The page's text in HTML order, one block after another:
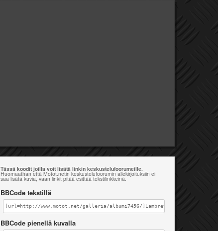
Tässä koodit joilla voit lisätä linkin keskustelufoorumeille.
Huomaathan että Motot.netin keskustelufoorumin allekirjoituksiin ei
saa lisätä kuvia, vaan linkit pitää esittää tekstilinkkeinä.
BBCode tekstillä
[url=http://www.motot.net/galleria/albumi7456/]Lambretta LI150[/url]
BBCode pienellä kuvalla